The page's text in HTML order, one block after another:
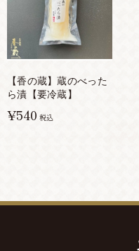
【香の蔵】蔵のべった
ら漬【要冷蔵】
¥540 税込